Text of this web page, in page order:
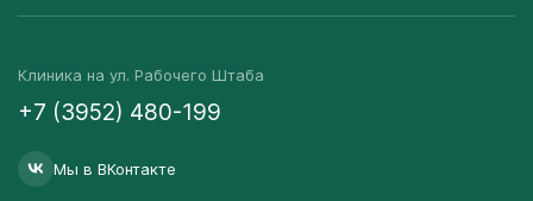
Клиника на ул. Рабочего Штаба
+7 (3952) 480-199
Мы в ВКонтакте